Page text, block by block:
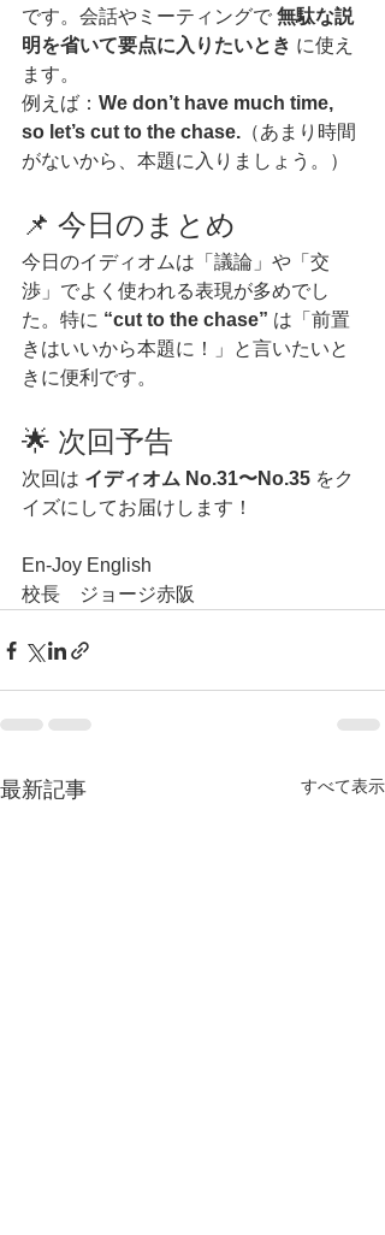
です。会話やミーティングで 無駄な説
明を省いて要点に入りたいとき に使え
ます。
例えば： We don’t have much time,
so let’s cut to the chase. （あまり時間
がないから、本題に入りましょう。）
📌 今日のまとめ
今日のイディオムは「議論」や「交
渉」でよく使われる表現が多めでし
た。特に “cut to the chase” は「前置
きはいいから本題に！」と言いたいと
きに便利です。
🌟 次回予告
次回は イディオム No.31〜No.35 をク
イズにしてお届けします！
En-Joy English
校長　ジョージ赤阪
最新記事 すべて表示